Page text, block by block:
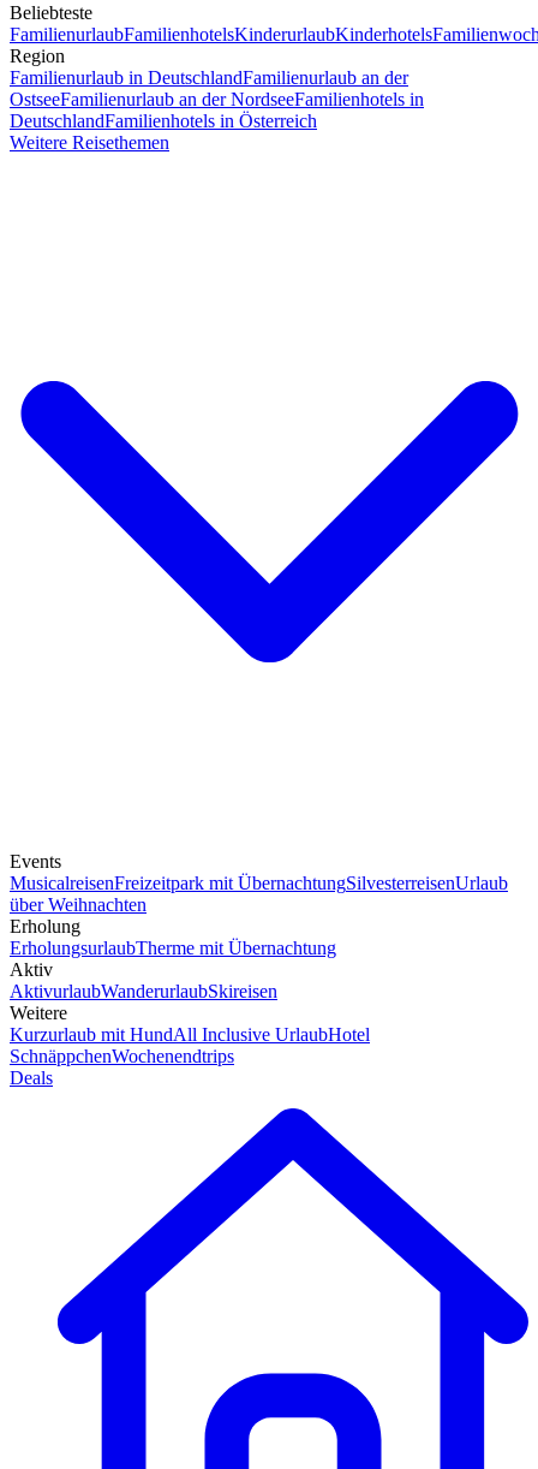
Beliebteste
FamilienurlaubFamilienhotelsKinderurlaubKinderhotels
Region
Familienurlaub in DeutschlandFamilienurlaub an der
OstseeFamilienurlaub an der NordseeFamilienhotels in
DeutschlandFamilienhotels in Österreich
Weitere Reisethemen
Events
MusicalreisenFreizeitpark mit ÜbernachtungSilvesterreisenUrlaub
über Weihnachten
Erholung
ErholungsurlaubTherme mit Übernachtung
Aktiv
AktivurlaubWanderurlaubSkireisen
Weitere
Kurzurlaub mit HundAll Inclusive UrlaubHotel
SchnäppchenWochenendtrips
Deals